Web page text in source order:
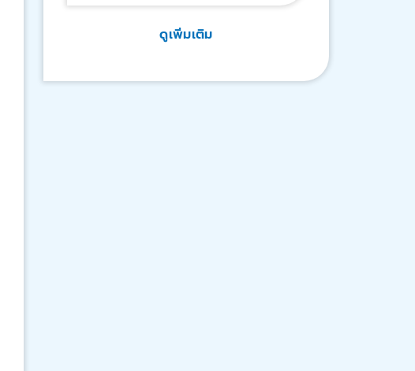
ดูเพิ่มเติม